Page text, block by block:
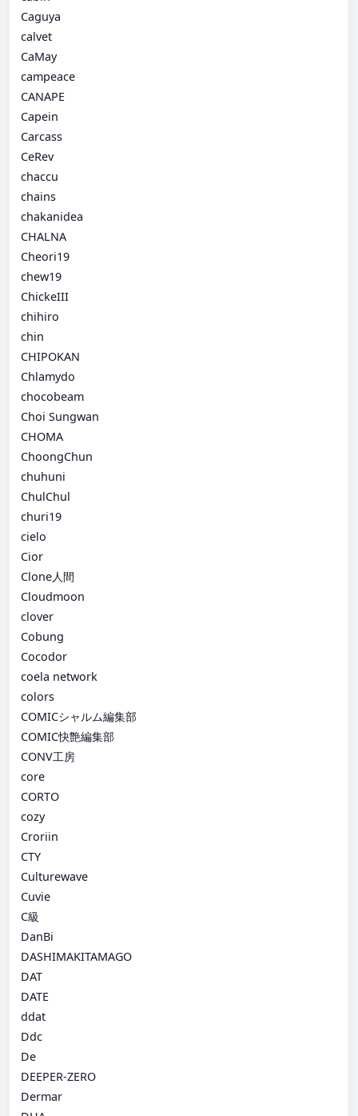
Caguya
calvet
CaMay
campeace
CANAPE
Capein
Carcass
CeRev
chaccu
chains
chakanidea
CHALNA
Cheori19
chew19
ChickeIII
chihiro
chin
CHIPOKAN
Chlamydo
chocobeam
Choi Sungwan
CHOMA
ChoongChun
chuhuni
ChulChul
churi19
cielo
Cior
Clone人間
Cloudmoon
clover
Cobung
Cocodor
coela network
colors
COMICシャルム編集部
COMIC快艶編集部
CONV工房
core
CORTO
cozy
Croriin
CTY
Culturewave
Cuvie
C級
DanBi
DASHIMAKITAMAGO
DAT
DATE
ddat
Ddc
De
DEEPER-ZERO
Dermar